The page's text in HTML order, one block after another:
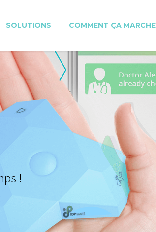
SOLUTIONS COMMENT ÇA MARCHE
ps !